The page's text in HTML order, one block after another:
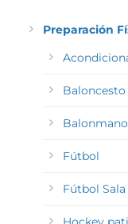
Preparación
Baloncesto
Balonmano
Fútbol
Fútbol Sala